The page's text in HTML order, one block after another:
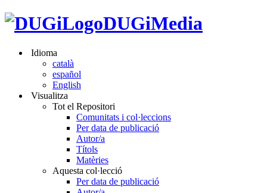
DUGiMedia
Idioma
català
español
English
Visualitza
Tot el Repositori
Comunitats i col·leccions
Per data de publicació
Autor/a
Títols
Matèries
Aquesta col·lecció
Per data de publicació